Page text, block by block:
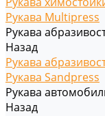
Рукава Multipress
Рукава
Назад
Рукава
Рукава Sandpress
Рукава
Назад